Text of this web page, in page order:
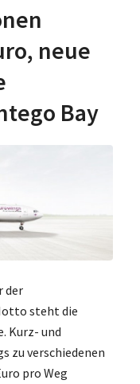
neue
Bay
der
steht die
Kurz- und
zu verschiedenen
pro Weg